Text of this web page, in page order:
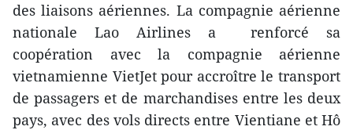
des liaisons aériennes. La compagnie aérienne
nationale Lao Airlines a renforcé sa
coopération avec la compagnie aérienne
vietnamienne VietJet pour accroître le transport
de passagers et de marchandises entre les deux
pays, avec des vols directs entre Vientiane et Hô